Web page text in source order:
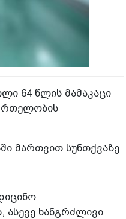
64 წლის მამაკაცი
მართვით სუნთქვაზე
ხანგრძლივი